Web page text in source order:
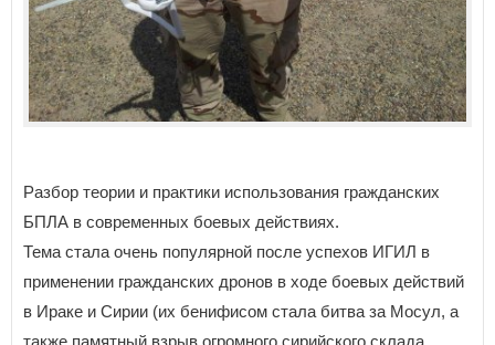
Разбор теории и практики использования гражданских
БПЛА в современных боевых действиях.
Тема стала очень популярной после успехов ИГИЛ в
применении гражданских дронов в ходе боевых действий
в Ираке и Сирии (их бенифисом стала битва за Мосул, а
также памятный взрыв огромного сирийского склада